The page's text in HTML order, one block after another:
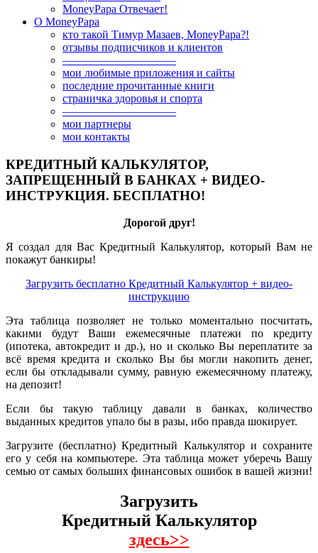
MoneyPapa Отвечает!
О MoneyPapa
кто такой Тимур Мазаев, MoneyPapa?!
отзывы подписчиков и клиентов
——————————
мои любимые приложения и сайты
последние прочитанные книги
страничка здоровья и спорта
——————————
мои партнеры
мои контакты
КРЕДИТНЫЙ КАЛЬКУЛЯТОР,
ЗАПРЕЩЕННЫЙ В БАНКАХ + ВИДЕО-
ИНСТРУКЦИЯ. БЕСПЛАТНО!
Дорогой друг!
Я создал для Вас Кредитный Калькулятор, который Вам не
покажут банкиры!
Загрузить бесплатно Кредитный Калькулятор + видео-
инструкцию
Эта таблица позволяет не только моментально посчитать,
какими будут Ваши ежемесячные платежи по кредиту
(ипотека, автокредит и др.), но и сколько Вы переплатите за
всё время кредита и сколько Вы бы могли накопить денег,
если бы откладывали сумму, равную ежемесячному платежу,
на депозит!
Если бы такую таблицу давали в банках, количество
выданных кредитов упало бы в разы, ибо правда шокирует.
Загрузите (бесплатно) Кредитный Калькулятор и сохраните
его у себя на компьютере. Эта таблица может уберечь Вашу
семью от самых больших финансовых ошибок в вашей жизни!
Загрузить
Кредитный Калькулятор
здесь>>